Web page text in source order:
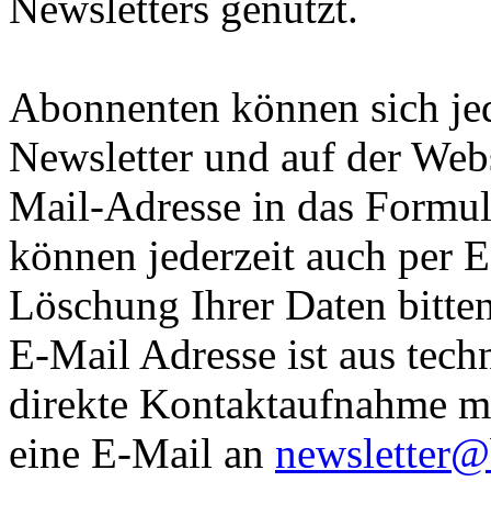
Abonnenten können sich
Newsletter und auf der
Mail-Adresse in das
können jederzeit auch per
Löschung Ihrer Daten
E-Mail Adresse ist aus
direkte Kontaktaufnahme
eine E-Mail an